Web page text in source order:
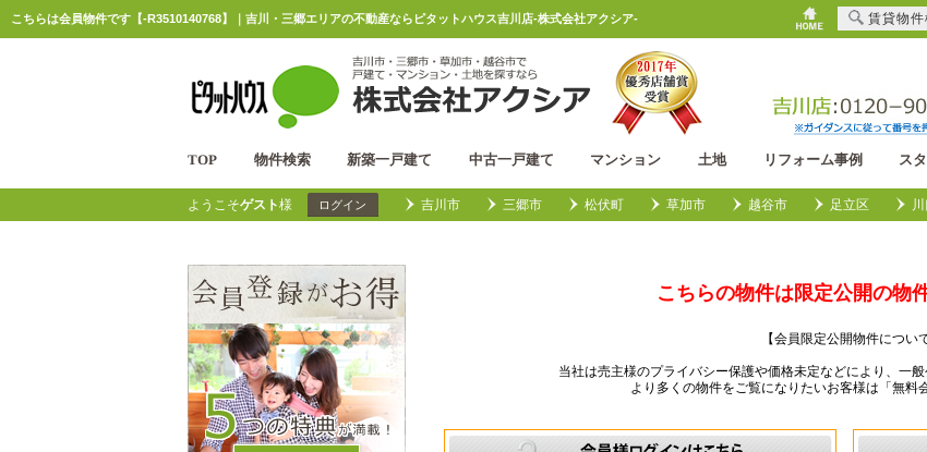
こちらは会員物件です【-R3510140768】｜吉川・三郷エリアの不動産ならピタットハウス吉川店-株式会社アクシア-
TOP 物件検索 新築一戸建て 中古一戸建て マンション 土地 リフォーム事例 ス
ようこそゲスト様 ログイン 吉川市 三郷市 松伏町 草加市 越谷市 足立区
こちらの物件は限定公開の物
【会員限定公開物件について
当社は売主様のプライバシー保護や価格未定などにより、一
より多くの物件をご覧になりたいお客様は「無料
賃貸物件